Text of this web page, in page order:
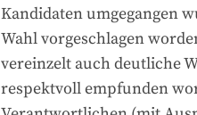
Kandidaten umgegangen
Wahl vorgeschlagen
vereinzelt auch deutliche
respektvoll empfunden